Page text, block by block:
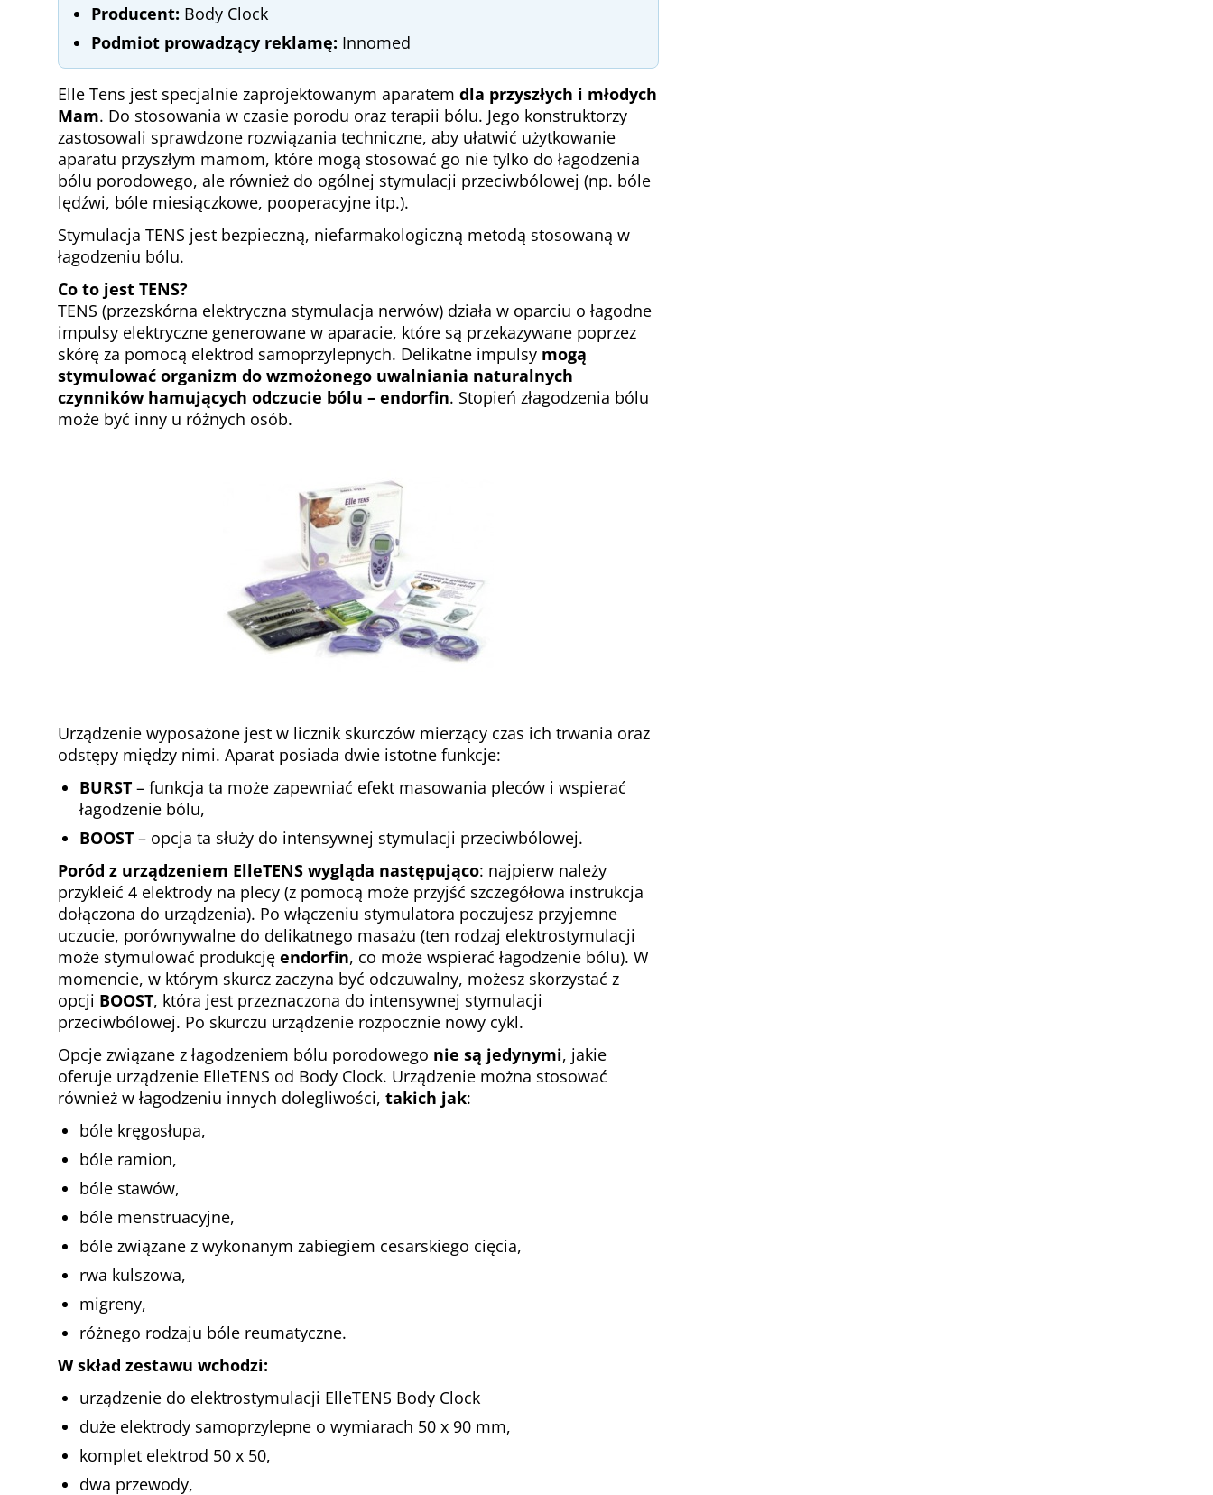
Producent: Body Clock
Podmiot prowadzący reklamę: Innomed
Elle Tens jest specjalnie zaprojektowanym aparatem dla przyszłych i młodych
Mam. Do stosowania w czasie porodu oraz terapii bólu. Jego konstruktorzy
zastosowali sprawdzone rozwiązania techniczne, aby ułatwić użytkowanie
aparatu przyszłym mamom, które mogą stosować go nie tylko do łagodzenia
bólu porodowego, ale również do ogólnej stymulacji przeciwbólowej (np. bóle
lędźwi, bóle miesiączkowe, pooperacyjne itp.).
Stymulacja TENS jest bezpieczną, niefarmakologiczną metodą stosowaną w
łagodzeniu bólu.
Co to jest TENS?
TENS (przezskórna elektryczna stymulacja nerwów) działa w oparciu o łagodne
impulsy elektryczne generowane w aparacie, które są przekazywane poprzez
skórę za pomocą elektrod samoprzylepnych. Delikatne impulsy mogą
stymulować organizm do wzmożonego uwalniania naturalnych
czynników hamujących odczucie bólu – endorfin. Stopień złagodzenia bólu
może być inny u różnych osób.
Urządzenie wyposażone jest w licznik skurczów mierzący czas ich trwania oraz
odstępy między nimi. Aparat posiada dwie istotne funkcje:
BURST – funkcja ta może zapewniać efekt masowania pleców i wspierać
łagodzenie bólu,
BOOST – opcja ta służy do intensywnej stymulacji przeciwbólowej.
Poród z urządzeniem ElleTENS wygląda następująco: najpierw należy
przykleić 4 elektrody na plecy (z pomocą może przyjść szczegółowa instrukcja
dołączona do urządzenia). Po włączeniu stymulatora poczujesz przyjemne
uczucie, porównywalne do delikatnego masażu (ten rodzaj elektrostymulacji
może stymulować produkcję endorfin, co może wspierać łagodzenie bólu). W
momencie, w którym skurcz zaczyna być odczuwalny, możesz skorzystać z
opcji BOOST, która jest przeznaczona do intensywnej stymulacji
przeciwbólowej. Po skurczu urządzenie rozpocznie nowy cykl.
Opcje związane z łagodzeniem bólu porodowego nie są jedynymi, jakie
oferuje urządzenie ElleTENS od Body Clock. Urządzenie można stosować
również w łagodzeniu innych dolegliwości, takich jak:
bóle kręgosłupa,
bóle ramion,
bóle stawów,
bóle menstruacyjne,
bóle związane z wykonanym zabiegiem cesarskiego cięcia,
rwa kulszowa,
migreny,
różnego rodzaju bóle reumatyczne.
W skład zestawu wchodzi:
urządzenie do elektrostymulacji ElleTENS Body Clock
duże elektrody samoprzylepne o wymiarach 50 x 90 mm,
komplet elektrod 50 x 50,
dwa przewody,